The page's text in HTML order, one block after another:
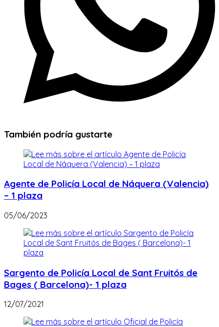
También podría gustarte
Agente de Policía Local de Náquera (Valencia)
– 1 plaza
05/06/2023
Sargento de Policía Local de Sant Fruitós de
Bages ( Barcelona)- 1 plaza
12/07/2021